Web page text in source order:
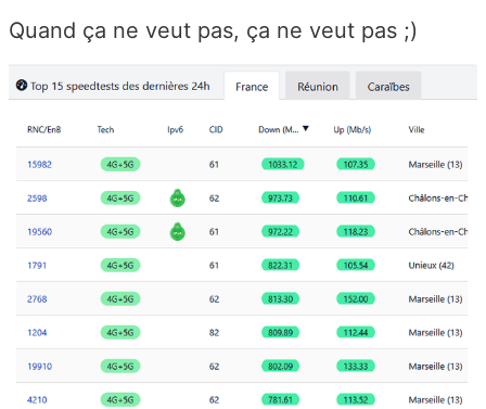
Quand ça ne veut pas, ça ne veut pas ;)